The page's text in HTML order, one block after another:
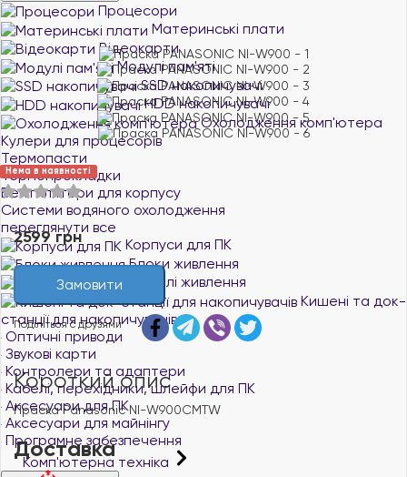
Процесори
Материнські плати
Відеокарти
Модулі пам'яті
SSD накопичувачі
HDD накопичувачі
Охолодження комп'ютера
Кулери для процесорів
Термопасти
Термопрокладки
Вентилятори для корпусу
Системи водяного охолодження
переглянути все
Корпуси для ПК
Блоки живлення
Кабелі живлення
Кишені та док-
станції для накопичувачів
Оптичні приводи
Звукові карти
Контролери та адаптери
Кабелі, перехідники, шлейфи для ПК
Аксесуари для ПК
Аксесуари для майнінгу
Програмне забезпечення
Комп'ютерна техніка
Нема в наявності
2599 грн
Замовити
Поділіться с друзями
Короткий опис
Праска Panasonic NI-W900CMTW
Доставка